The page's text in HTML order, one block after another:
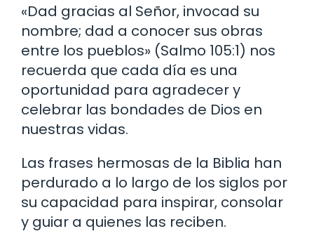
«Dad gracias al Señor, invocad su
nombre; dad a conocer sus obras
entre los pueblos» (Salmo 105:1) nos
recuerda que cada día es una
oportunidad para agradecer y
celebrar las bondades de Dios en
nuestras vidas.
Las frases hermosas de la Biblia han
perdurado a lo largo de los siglos por
su capacidad para inspirar, consolar
y guiar a quienes las reciben.